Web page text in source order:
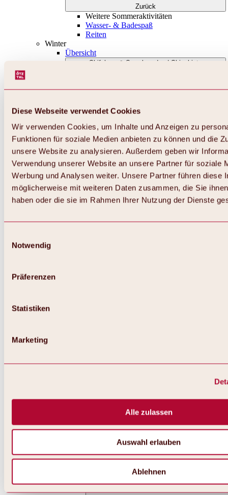
Diese Webseite verwendet Cookies
Wir verwenden Cookies, um Inhalte und Anzeigen zu
Funktionen für soziale Medien anbieten zu können und die
unsere Website zu analysieren. Außerdem geben wir
Verwendung unserer Website an unsere Partner für soziale
Werbung und Analysen weiter. Unsere Partner führen diese
möglicherweise mit weiteren Daten zusammen, die Sie
haben oder die sie im Rahmen Ihrer Nutzung der Dienste
Notwendig
Präferenzen
Statistiken
Marketing
Alle zulassen
Auswahl erlauben
Ablehnen
Zurück
Weitere Sommeraktivitäten
Wasser- & Badespaß
Reiten
Winter
Übersicht
Skifahren & Snowboarden | Skigebiete
Alles zu Skifahren & Snowboarden | Skigebiete
Skigebiet Hochoetz